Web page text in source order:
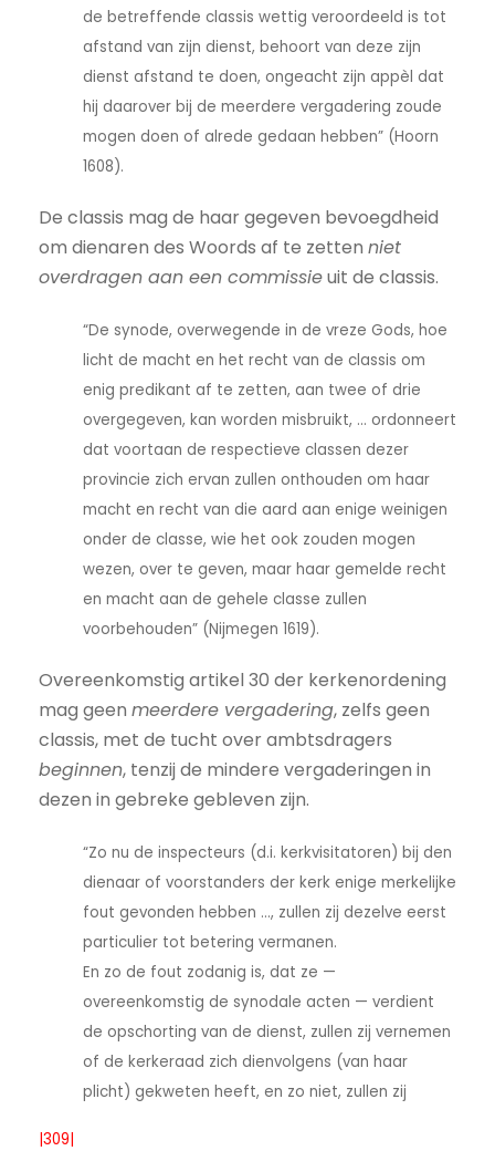
de betreffende classis wettig veroordeeld is tot
afstand van zijn dienst, behoort van deze zijn
dienst afstand te doen, ongeacht zijn appèl dat
hij daarover bij de meerdere vergadering zoude
mogen doen of alrede gedaan hebben” (Hoorn
1608).
De classis mag de haar gegeven bevoegdheid
om dienaren des Woords af te zetten niet
overdragen aan een commissieuit de classis.
“De synode, overwegende in de vreze Gods, hoe
licht de macht en het recht van de classis om
enig predikant af te zetten, aan twee of drie
overgegeven, kan worden misbruikt, ... ordonneert
dat voortaan de respectieve classen dezer
provincie zich ervan zullen onthouden om haar
macht en recht van die aard aan enige weinigen
onder de classe, wie het ook zouden mogen
wezen, over te geven, maar haar gemelde recht
en macht aan de gehele classe zullen
voorbehouden” (Nijmegen 1619).
Overeenkomstig artikel 30 der kerkenordening
mag geen meerdere vergadering, zelfs geen
classis, met de tucht over ambtsdragers
beginnen, tenzij de mindere vergaderingen in
dezen in gebreke gebleven zijn.
“Zo nu de inspecteurs (d.i. kerkvisitatoren) bij den
dienaar of voorstanders der kerk enige merkelijke
fout gevonden hebben ..., zullen zij dezelve eerst
particulier tot betering vermanen.
En zo de fout zodanig is, dat ze —
overeenkomstig de synodale acten — verdient
de opschorting van de dienst, zullen zij vernemen
of de kerkeraad zich dienvolgens (van haar
plicht) gekweten heeft, en zo niet, zullen zij
|309|